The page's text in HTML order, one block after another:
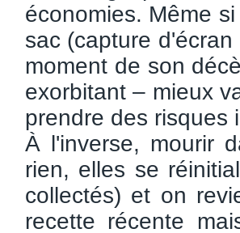
économies. Même
sac (capture
moment de son
exorbitant – mieux
prendre des risques
À l'inverse, mourir
rien, elles se
collectés) et on
recette récente